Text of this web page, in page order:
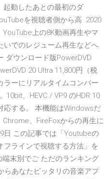
起動したあとの最初のダ
を視聴者側から高 2020
上の8K動画再生やマ
いでのレジューム再生などへ
ダウンロード版PowerDVD
20 Ultra 11,800円（税
ラーにリアルタイムコンバー
10bit、HEVC / VP9 のHDR 10
応する。 本機能はWindowsだ
、FireFoxからの再生に
日 この記事では「Youtubeの
フラインで視聴する方法」を
末別でご ただのランキング
らあなたピッタリの音楽アプ